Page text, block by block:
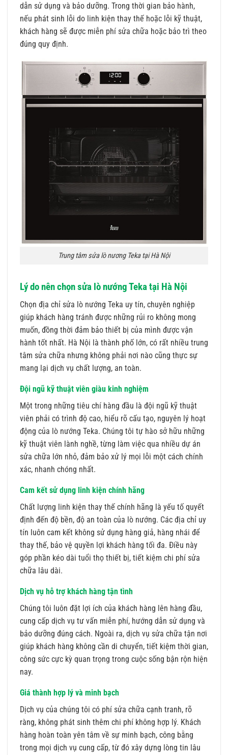
dẫn sử dụng và bảo dưỡng. Trong thời gian bảo hành,
nếu phát sinh lỗi do linh kiện thay thế hoặc lỗi kỹ thuật,
khách hàng sẽ được miễn phí sửa chữa hoặc bảo trì theo
đúng quy định.
Trung tâm sửa lò nương Teka tại Hà Nội
Lý do nên chọn sửa lò nướng Teka tại Hà Nội
Chọn địa chỉ sửa lò nướng Teka uy tín, chuyên nghiệp
giúp khách hàng tránh được những rủi ro không mong
muốn, đồng thời đảm bảo thiết bị của mình được vận
hành tốt nhất. Hà Nội là thành phố lớn, có rất nhiều trung
tâm sửa chữa nhưng không phải nơi nào cũng thực sự
mang lại dịch vụ chất lượng, an toàn.
Đội ngũ kỹ thuật viên giàu kinh nghiệm
Một trong những tiêu chí hàng đầu là đội ngũ kỹ thuật
viên phải có trình độ cao, hiểu rõ cấu tạo, nguyên lý hoạt
động của lò nướng Teka. Chúng tôi tự hào sở hữu những
kỹ thuật viên lành nghề, từng làm việc qua nhiều dự án
sửa chữa lớn nhỏ, đảm bảo xử lý mọi lỗi một cách chính
xác, nhanh chóng nhất.
Cam kết sử dụng linh kiện chính hãng
Chất lượng linh kiện thay thế chính hãng là yếu tố quyết
định đến độ bền, độ an toàn của lò nướng. Các địa chỉ uy
tín luôn cam kết không sử dụng hàng giả, hàng nhái để
thay thế, bảo vệ quyền lợi khách hàng tối đa. Điều này
góp phần kéo dài tuổi thọ thiết bị, tiết kiệm chi phí sửa
chữa lâu dài.
Dịch vụ hỗ trợ khách hàng tận tình
Chúng tôi luôn đặt lợi ích của khách hàng lên hàng đầu,
cung cấp dịch vụ tư vấn miễn phí, hướng dẫn sử dụng và
bảo dưỡng đúng cách. Ngoài ra, dịch vụ sửa chữa tận nơi
giúp khách hàng không cần di chuyển, tiết kiệm thời gian,
công sức cực kỳ quan trọng trong cuộc sống bận rộn hiện
nay.
Giá thành hợp lý và minh bạch
Dịch vụ của chúng tôi có phí sửa chữa cạnh tranh, rõ
ràng, không phát sinh thêm chi phí không hợp lý. Khách
hàng hoàn toàn yên tâm về sự minh bạch, công bằng
trong mọi dịch vụ cung cấp, từ đó xây dựng lòng tin lâu